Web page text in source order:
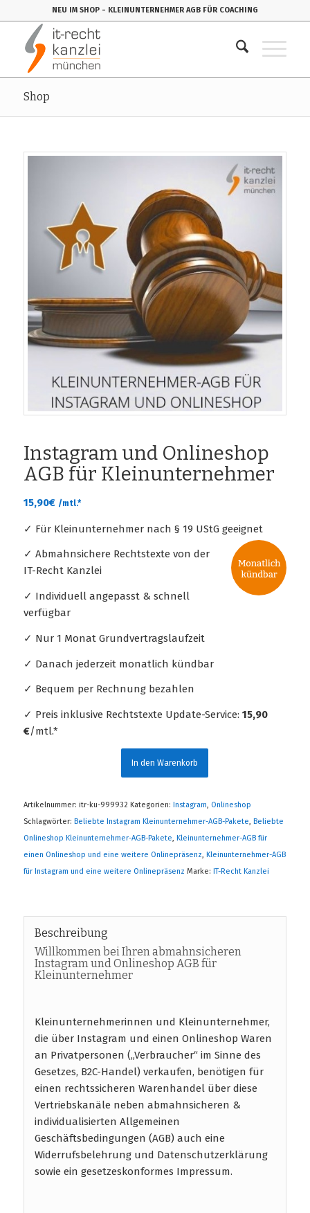
NEU IM SHOP - KLEINUNTERNEHMER AGB FÜR COACHING
Shop
Instagram und Onlineshop
AGB für Kleinunternehmer
15,90€ /mtl.*
✓ Für Kleinunternehmer nach § 19 UStG geeignet
✓ Abmahnsichere Rechtstexte von der
IT-Recht Kanzlei
✓ Individuell angepasst & schnell
verfügbar
✓ Nur 1 Monat Grundvertragslaufzeit
✓ Danach jederzeit monatlich kündbar
✓ Bequem per Rechnung bezahlen
✓ Preis inklusive Rechtstexte Update-Service: 15,90
€/mtl.*
In den Warenkorb
Artikelnummer: itr-ku-999932 Kategorien: Instagram, Onlineshop
Schlagwörter: Beliebte Instagram Kleinunternehmer-AGB-Pakete, Beliebte
Onlineshop Kleinunternehmer-AGB-Pakete, Kleinunternehmer-AGB für
einen Onlineshop und eine weitere Onlinepräsenz, Kleinunternehmer-AGB
für Instagram und eine weitere Onlinepräsenz Marke: IT-Recht Kanzlei
Beschreibung
Willkommen bei Ihren abmahnsicheren
Instagram und Onlineshop AGB für
Kleinunternehmer
Kleinunternehmerinnen und Kleinunternehmer,
die über Instagram und einen Onlineshop Waren
an Privatpersonen („Verbraucher“ im Sinne des
Gesetzes, B2C-Handel) verkaufen, benötigen für
einen rechtssicheren Warenhandel über diese
Vertriebskanäle neben abmahnsicheren &
individualisierten Allgemeinen
Geschäftsbedingungen (AGB) auch eine
Widerrufsbelehrung und Datenschutzerklärung
sowie ein gesetzeskonformes Impressum.